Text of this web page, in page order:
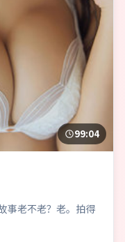
99:04
事老不老？老。拍得